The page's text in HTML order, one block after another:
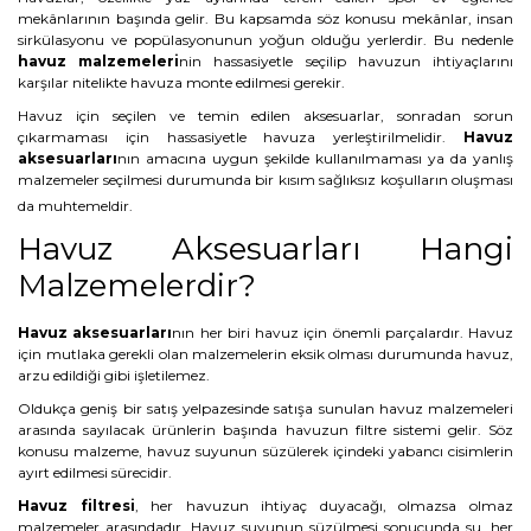
mekânlarının başında gelir. Bu kapsamda söz konusu mekânlar, insan
sirkülasyonu ve popülasyonunun yoğun olduğu yerlerdir. Bu nedenle
havuz malzemelerinin hassasiyetle seçilip havuzun ihtiyaçlarını
karşılar nitelikte havuza monte edilmesi gerekir.
Havuz için seçilen ve temin edilen aksesuarlar, sonradan sorun
çıkarmaması için hassasiyetle havuza yerleştirilmelidir. Havuz
aksesuarlarının amacına uygun şekilde kullanılmaması ya da yanlış
malzemeler seçilmesi durumunda bir kısım sağlıksız koşulların oluşması
da muhtemeldir.
Havuz Aksesuarları Hangi
Malzemelerdir?
Havuz aksesuarlarının her biri havuz için önemli parçalardır. Havuz
için mutlaka gerekli olan malzemelerin eksik olması durumunda havuz,
arzu edildiği gibi işletilemez.
Oldukça geniş bir satış yelpazesinde satışa sunulan havuz malzemeleri
arasında sayılacak ürünlerin başında havuzun filtre sistemi gelir. Söz
konusu malzeme, havuz suyunun süzülerek içindeki yabancı cisimlerin
ayırt edilmesi sürecidir.
Havuz filtresi , her havuzun ihtiyaç duyacağı, olmazsa olmaz
malzemeler arasındadır. Havuz suyunun süzülmesi sonucunda su, her